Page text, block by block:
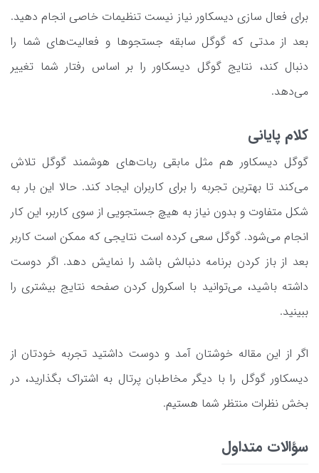
برای فعال سازی دیسکاور نیاز نیست تنظیمات خاصی انجام دهید.
بعد از مدتی که گوگل سابقه جستجوها و فعالیت‌های شما را
دنبال کند، نتایج گوگل دیسکاور را بر اساس رفتار شما تغییر
می‌دهد.
کلام پایانی
گوگل دیسکاور هم مثل مابقی ربات‌های هوشمند گوگل تلاش
می‌کند تا بهترین تجربه را برای کاربران ایجاد کند. حالا این بار به
شکل متفاوت و بدون نیاز به هیچ جستجویی از سوی کاربر، این کار
انجام می‌شود. گوگل سعی کرده است نتایجی که ممکن است کاربر
بعد از باز کردن برنامه دنبالش باشد را نمایش دهد. اگر دوست
داشته باشید، می‌توانید با اسکرول کردن صفحه نتایج بیشتری را
ببینید.
اگر از این مقاله خوشتان آمد و دوست داشتید تجربه خودتان از
دیسکاور گوگل را با دیگر مخاطبان پرتال به اشتراک بگذارید، در
بخش نظرات منتظر شما هستیم.
سؤالات متداول